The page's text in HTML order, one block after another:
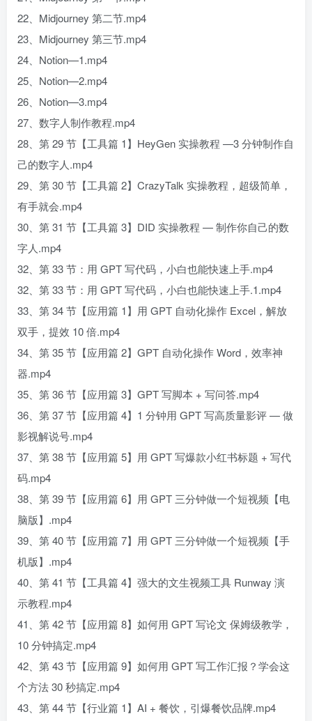
22、Midjourney 第二节.mp4
23、Midjourney 第三节.mp4
24、Notion—1.mp4
25、Notion—2.mp4
26、Notion—3.mp4
27、数字人制作教程.mp4
28、第 29 节【工具篇 1】HeyGen 实操教程 —3 分钟制作自
己的数字人.mp4
29、第 30 节【工具篇 2】CrazyTalk 实操教程，超级简单，
有手就会.mp4
30、第 31 节【工具篇 3】DID 实操教程 — 制作你自己的数
字人.mp4
32、第 33 节：用 GPT 写代码，小白也能快速上手.mp4
32、第 33 节：用 GPT 写代码，小白也能快速上手.1.mp4
33、第 34 节【应用篇 1】用 GPT 自动化操作 Excel，解放
双手，提效 10 倍.mp4
34、第 35 节【应用篇 2】GPT 自动化操作 Word，效率神
器.mp4
35、第 36 节【应用篇 3】GPT 写脚本 + 写问答.mp4
36、第 37 节【应用篇 4】1 分钟用 GPT 写高质量影评 — 做
影视解说号.mp4
37、第 38 节【应用篇 5】用 GPT 写爆款小红书标题 + 写代
码.mp4
38、第 39 节【应用篇 6】用 GPT 三分钟做一个短视频【电
脑版】.mp4
39、第 40 节【应用篇 7】用 GPT 三分钟做一个短视频【手
机版】.mp4
40、第 41 节【工具篇 4】强大的文生视频工具 Runway 演
示教程.mp4
41、第 42 节【应用篇 8】如何用 GPT 写论文 保姆级教学，
10 分钟搞定.mp4
42、第 43 节【应用篇 9】如何用 GPT 写工作汇报？学会这
个方法 30 秒搞定.mp4
43、第 44 节【行业篇 1】AI + 餐饮，引爆餐饮品牌.mp4